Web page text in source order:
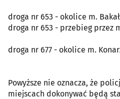
droga nr 653 - okolice m.
droga nr 653 - przebieg przez
droga nr 677 - okolice m.
Powyższe nie oznacza, że
miejscach dokonywać będą